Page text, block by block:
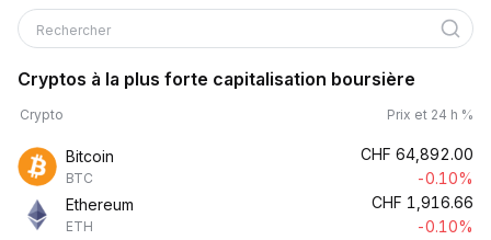
Rechercher
Cryptos à la plus forte capitalisation boursière
Crypto Prix et 24 h %
Bitcoin
BTC
CHF 64,892.00
-0.10%
Ethereum
ETH
CHF 1,916.66
-0.10%